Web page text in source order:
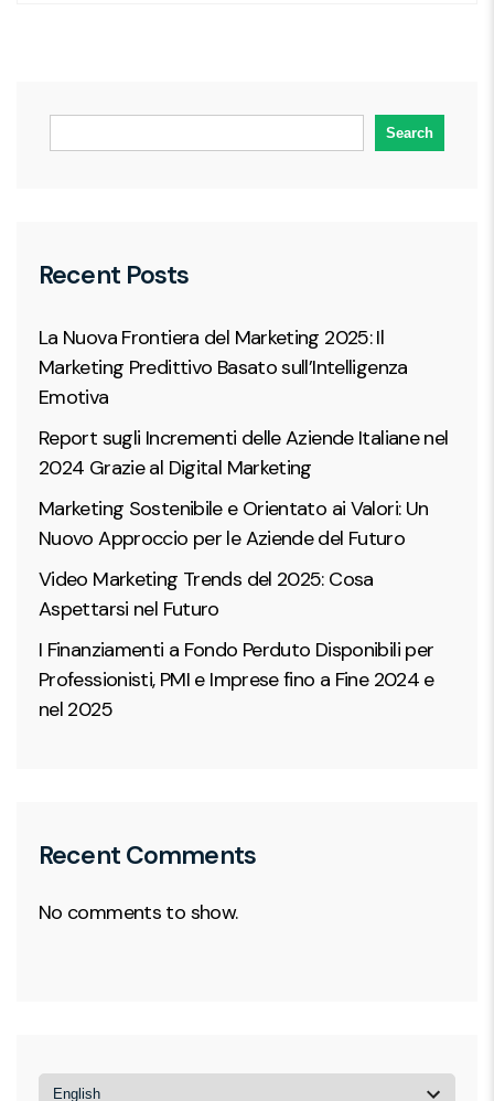
Search
Recent Posts
La Nuova Frontiera del Marketing 2025: Il
Marketing Predittivo Basato sull’Intelligenza
Emotiva
Report sugli Incrementi delle Aziende Italiane nel
2024 Grazie al Digital Marketing
Marketing Sostenibile e Orientato ai Valori: Un
Nuovo Approccio per le Aziende del Futuro
Video Marketing Trends del 2025: Cosa
Aspettarsi nel Futuro
I Finanziamenti a Fondo Perduto Disponibili per
Professionisti, PMI e Imprese fino a Fine 2024 e
nel 2025
Recent Comments
No comments to show.
Choose